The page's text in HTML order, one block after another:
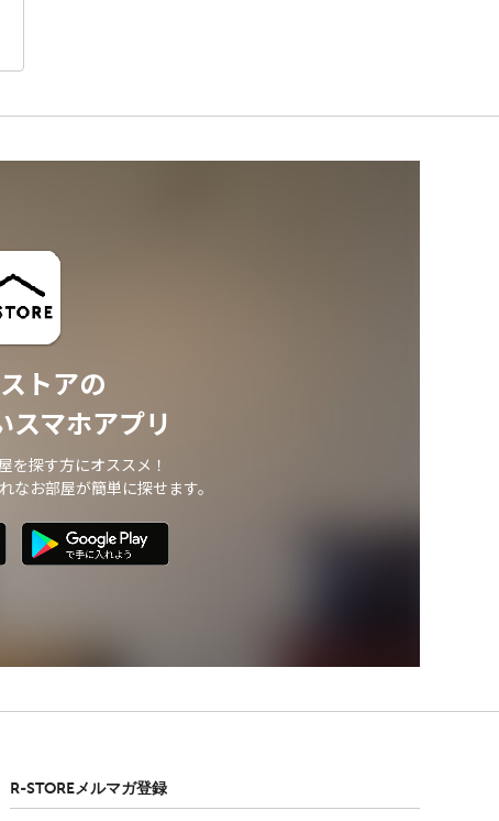
トアの
スマホアプリ
を探す方にオススメ！
なお部屋が簡単に探せます。
R-STOREメルマガ登録